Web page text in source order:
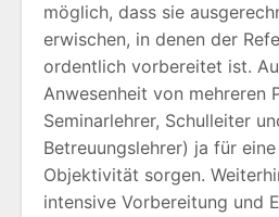
möglich, dass sie
erwischen, in denen der
ordentlich vorbereitet ist.
Anwesenheit von mehreren
Seminarlehrer, Schulleiter
Betreuungslehrer) ja für
Objektivität sorgen.
intensive Vorbereitung und